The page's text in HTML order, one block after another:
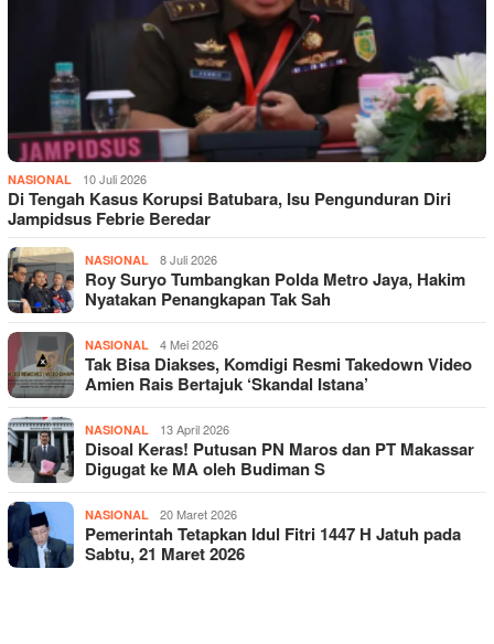
NASIONAL 10 Juli 2026
Di Tengah Kasus Korupsi Batubara, Isu Pengunduran Diri
Jampidsus Febrie Beredar
NASIONAL 8 Juli 2026
Roy Suryo Tumbangkan Polda Metro Jaya, Hakim
Nyatakan Penangkapan Tak Sah
NASIONAL 4 Mei 2026
Tak Bisa Diakses, Komdigi Resmi Takedown Video
Amien Rais Bertajuk ‘Skandal Istana’
NASIONAL 13 April 2026
Disoal Keras! Putusan PN Maros dan PT Makassar
Digugat ke MA oleh Budiman S
NASIONAL 20 Maret 2026
Pemerintah Tetapkan Idul Fitri 1447 H Jatuh pada
Sabtu, 21 Maret 2026